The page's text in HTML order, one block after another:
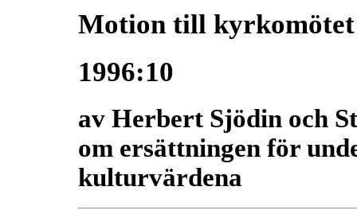
Motion till kyrkomötet
1996:10
av Herbert Sjödin och
om ersättningen för
kulturvärdena